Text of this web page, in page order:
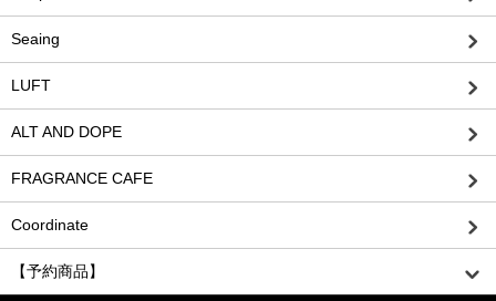
Seaing
LUFT
ALT AND DOPE
FRAGRANCE CAFE
Coordinate
【予約商品】